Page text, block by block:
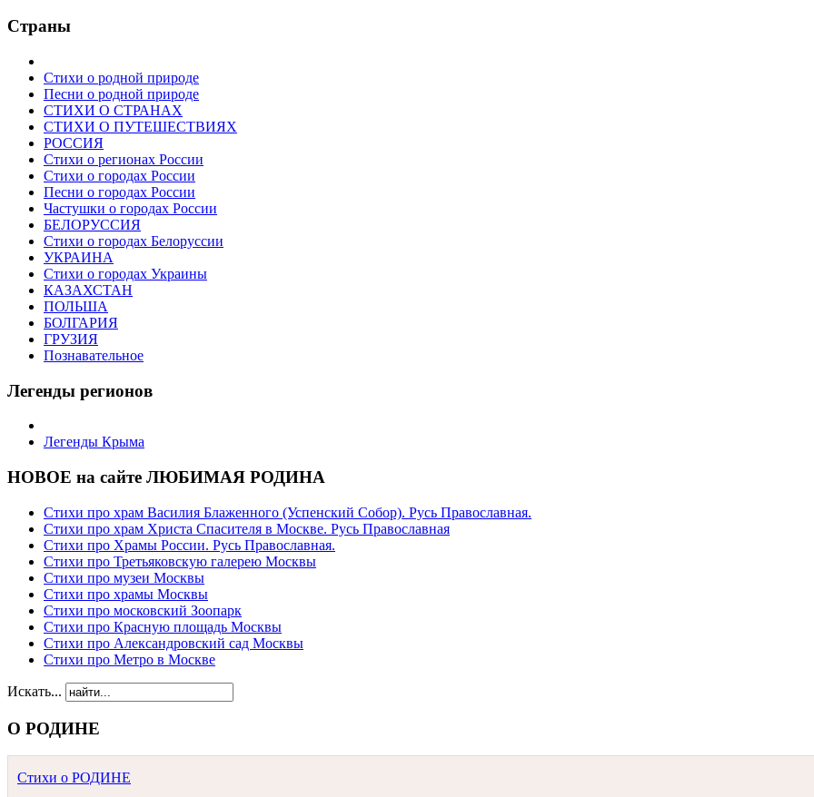
Страны
Стихи о родной природе
Песни о родной природе
СТИХИ О СТРАНАХ
СТИХИ О ПУТЕШЕСТВИЯХ
РОССИЯ
Стихи о регионах России
Стихи о городах России
Песни о городах России
Частушки о городах России
БЕЛОРУССИЯ
Стихи о городах Белоруссии
УКРАИНА
Стихи о городах Украины
КАЗАХСТАН
ПОЛЬША
БОЛГАРИЯ
ГРУЗИЯ
Познавательное
Легенды регионов
Легенды Крыма
НОВОЕ на сайте ЛЮБИМАЯ РОДИНА
Стихи про храм Василия Блаженного (Успенский Собор). Русь Православная.
Стихи про храм Христа Спасителя в Москве. Русь Православная
Стихи про Храмы России. Русь Православная.
Стихи про Третьяковскую галерею Москвы
Стихи про музеи Москвы
Стихи про храмы Москвы
Стихи про московский Зоопарк
Стихи про Красную площадь Москвы
Стихи про Александровский сад Москвы
Стихи про Метро в Москве
Искать...
О РОДИНЕ
Стихи о РОДИНЕ